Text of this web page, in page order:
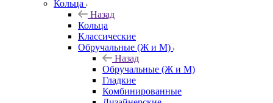
Кольца
Назад
Кольца
Классические
Обручальные (Ж и М)
Назад
Обручальные (Ж и М)
Гладкие
Комбинированные